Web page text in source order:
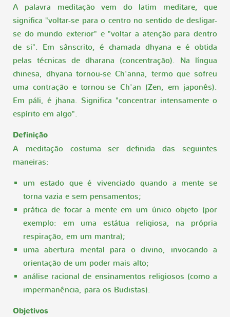
A palavra meditação vem do latim meditare, que
significa "voltar-se para o centro no sentido de desligar-
se do mundo exterior" e "voltar a atenção para dentro
de si". Em sânscrito, é chamada dhyana e é obtida
pelas técnicas de dharana (concentração). Na língua
chinesa, dhyana tornou-se Ch'anna, termo que sofreu
uma contração e tornou-se Ch'an (Zen, em japonês).
Em páli, é jhana. Significa "concentrar intensamente o
espírito em algo".
Definição
A meditação costuma ser definida das seguintes
maneiras:
um estado que é vivenciado quando a mente se
torna vazia e sem pensamentos;
prática de focar a mente em um único objeto (por
exemplo: em uma estátua religiosa, na própria
respiração, em um mantra);
uma abertura mental para o divino, invocando a
orientação de um poder mais alto;
análise racional de ensinamentos religiosos (como a
impermanência, para os Budistas).
Objetivos